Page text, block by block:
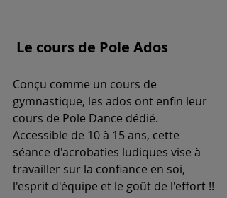
Le cours de Pole Ados
Conçu comme un cours de
gymnastique, les ados ont enfin leur
cours de Pole Dance dédié.
Accessible de 10 à 15 ans, cette
séance d'acrobaties ludiques vise à
travailler sur la confiance en soi,
l'esprit d'équipe et le goût de l'effort !!